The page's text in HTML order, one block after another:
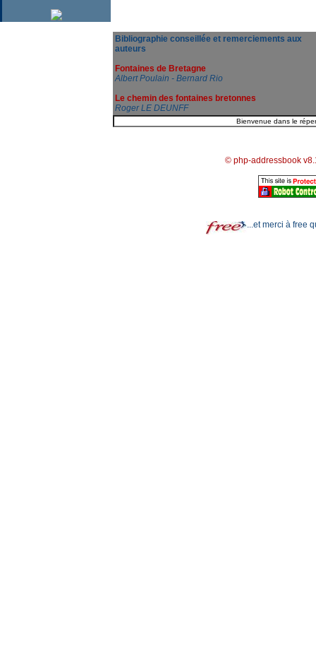
Bibliographie conseillée et remerciements aux
auteurs
Fontaines de Bretagne
Albert Poulain - Bernard Rio
Le chemin des fontaines bretonnes
Roger LE DEUNFF
© php-addressbook
...et merci à free